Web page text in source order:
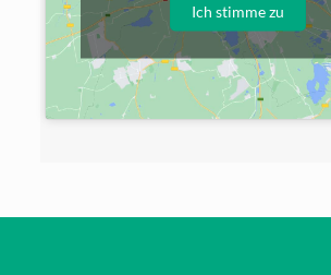
Ich stimme zu